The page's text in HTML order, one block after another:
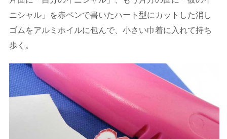
ニシャル」を赤ペンで書いたハート型にカットした消し
ゴムをアルミホイルに包んで、小さい巾着に入れて持ち
歩く。